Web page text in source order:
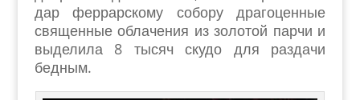
дар феррарскому собору драгоценные
священные облачения из золотой парчи и
выделила 8 тысяч скудо для раздачи
бедным.